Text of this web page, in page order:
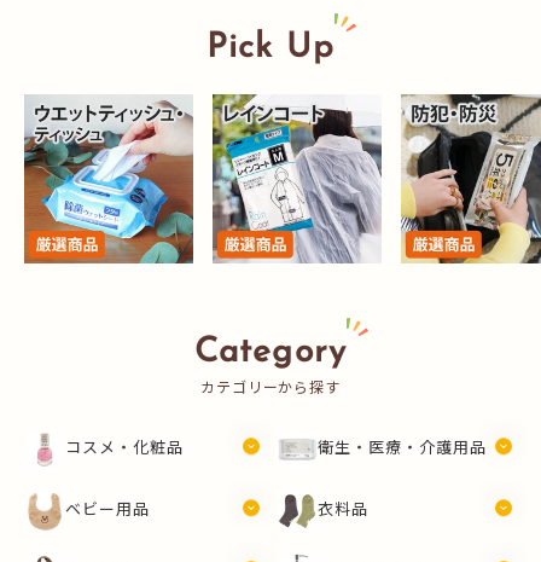
Pick Up
Category
カテゴリーから探す
コスメ・化粧品 衛生・医療・介護用品
ベビー用品 衣料品